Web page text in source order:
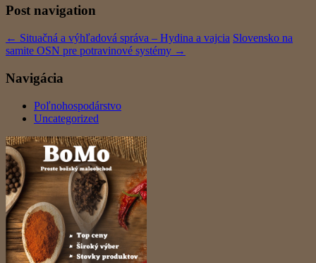
Post navigation
← Situačná a výhľadová správa – Hydina a vajcia Slovensko na
samite OSN pre potravinové systémy →
Navigácia
Poľnohospodárstvo
Uncategorized